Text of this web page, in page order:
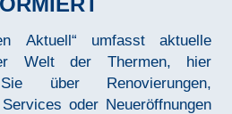
Aktuell“ umfasst aktuelle
Welt der Thermen, hier
über Renovierungen,
oder Neueröffnungen